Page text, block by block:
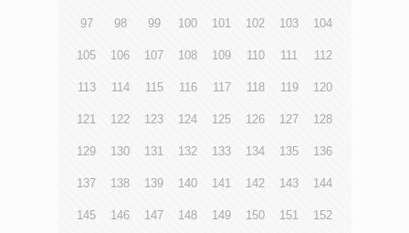
97 98 99 100 101 102 103 104
105 106 107 108 109 110 111 112
113 114 115 116 117 118 119 120
121 122 123 124 125 126 127 128
129 130 131 132 133 134 135 136
137 138 139 140 141 142 143 144
145 146 147 148 149 150 151 152